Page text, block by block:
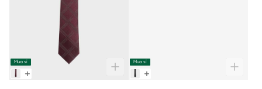
Mua sỉ Mua sỉ